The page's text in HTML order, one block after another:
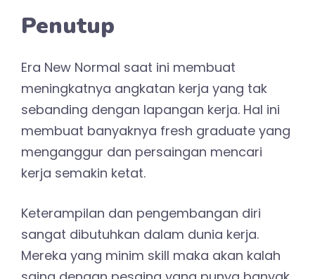
Penutup
Era New Normal saat ini membuat
meningkatnya angkatan kerja yang tak
sebanding dengan lapangan kerja. Hal ini
membuat banyaknya fresh graduate yang
menganggur dan persaingan mencari
kerja semakin ketat.
Keterampilan dan pengembangan diri
sangat dibutuhkan dalam dunia kerja.
Mereka yang minim skill maka akan kalah